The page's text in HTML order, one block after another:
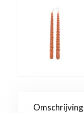
Omschrijving